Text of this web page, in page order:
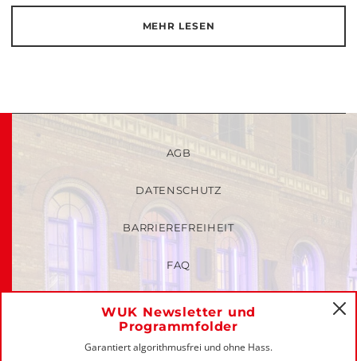
MEHR LESEN
WUK Newsletter und
Programmfolder
Garantiert algorithmusfrei und ohne Hass.
AGB
DATENSCHUTZ
BARRIEREFREIHEIT
FAQ